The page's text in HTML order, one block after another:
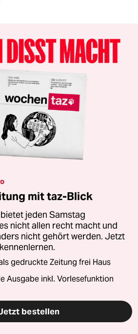
mit taz-Blick
jeden Samstag
nicht allen recht macht und
nicht gehört werden. Jetzt
gedruckte Zeitung frei Haus
Ausgabe inkl. Vorlesefunktion
bestellen